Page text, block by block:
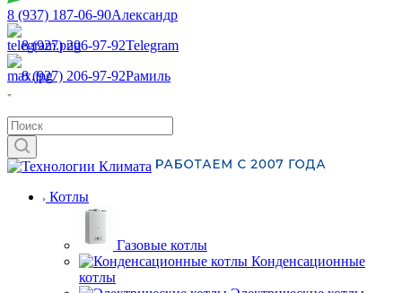
8 (937) 187-06-90Александр
8 (927) 206-97-92Telegram
8 (927) 206-97-92Рамиль
Котлы
Газовые котлы
Конденсационные
котлы